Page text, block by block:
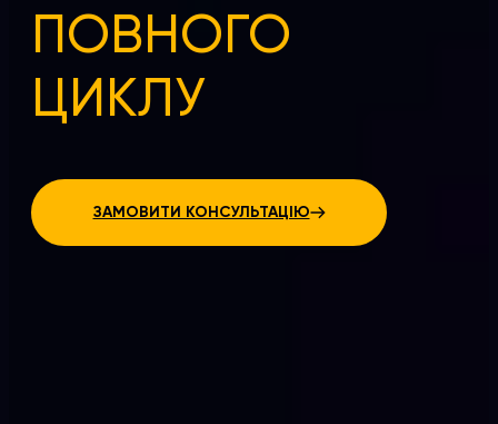
ПОВНОГО
ЦИКЛУ
ЗАМОВИТИ КОНСУЛЬТАЦІЮ